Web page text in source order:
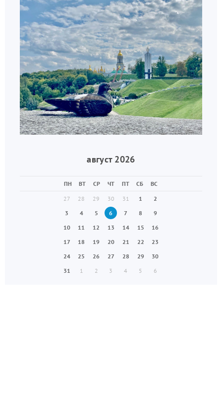
август 2026
ПН ВТ СР ЧТ ПТ СБ
ВС
27
28 29 30 31 1
2
3
4 5 6 7 8
9
10
11 12 13 14 15
16
17
18 19 20 21 22
23
24
25 26 27 28 29
30
31
1 2 3 4 5 6